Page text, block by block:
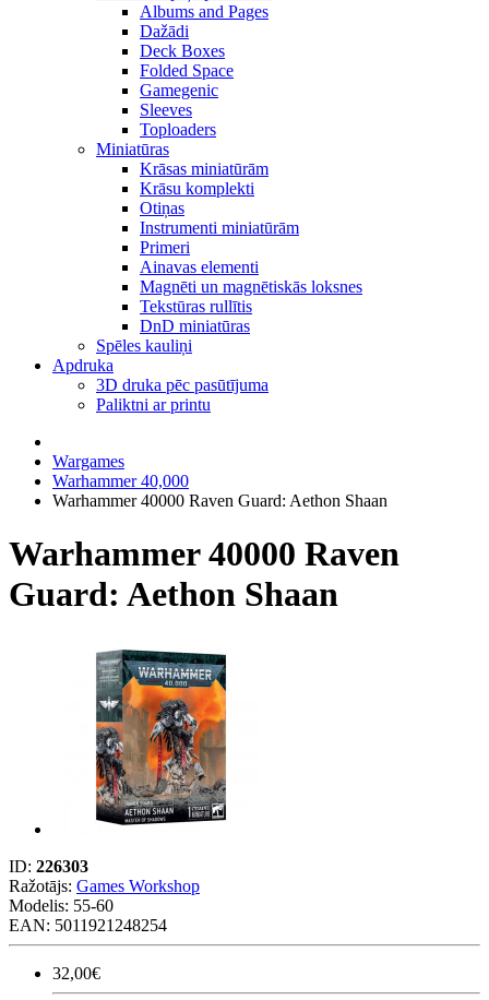
Albums and Pages
Dažādi
Deck Boxes
Folded Space
Gamegenic
Sleeves
Toploaders
Miniatūras
Krāsas miniatūrām
Krāsu komplekti
Otiņas
Instrumenti miniatūrām
Primeri
Ainavas elementi
Magnēti un magnētiskās loksnes
Tekstūras rullītis
DnD miniatūras
Spēles kauliņi
Apdruka
3D druka pēc pasūtījuma
Paliktni ar printu
Wargames
Warhammer 40,000
Warhammer 40000 Raven Guard: Aethon Shaan
Warhammer 40000 Raven
Guard: Aethon Shaan
ID: 226303
Ražotājs: Games Workshop
Modelis: 55-60
EAN: 5011921248254
32,00€